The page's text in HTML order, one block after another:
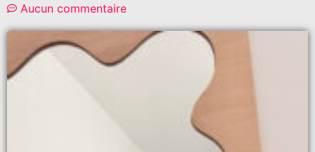
Aucun commentaire